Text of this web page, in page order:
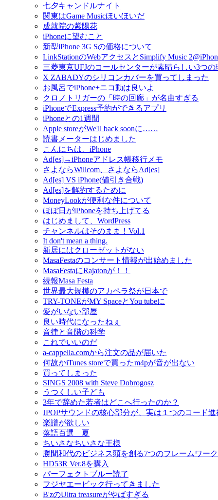
七夕キャンドルナイト
関東はGame Musicほいほいだ
成就院の紫陽花
iPhoneに望むこと
新型iPhone 3G Sの価格について
LinkStationのWebアクセスとSimplify Music
三菱東京UFJのコールセンターが素晴らしい3つの
X ZABADYのシリコンカバーを買ってしまった
お風呂でiPhone+ニコ動は良いよ
クロノトリガーの「時の回廊」が名曲すぎる
iPhoneでExpress予約ができるアプリ
iPhoneとの1週間
Apple storeがWe'll back soonに……
読書メーターはじめました
こんにちは、iPhone
Ad[es]→iPhoneアドレス帳移行メモ
さよならWillcom、さよならAd[es]
Ad[es] VS iPhone(値引き合戦)
Ad[es]を解約するために
MoneyLookが便利な件について
ほぼ日がiPhoneを持ち上げてる
はじめまして、WordPress
チャンネルはそのまま！Vol.1
It don't mean a thing.
新居にはクローゼットがない
MasaFestaのコンサート情報が出始めました
MasaFestaにRajatonが！！
続報Masa Festa
世界最大規模のアカペラ祭が日本で
TRY-TONEがMY SpaceとYou tubeに
愛がいない部屋
良い時代になったねぇ
音律と音階の科学
これでいいのだ
a-cappella.comから注文の品が届いた
何故かiTunes storeで買ったm4pが音が出ない
買ってしまった
SINGS 2008 with Steve Dobrogosz
うつくしい子ども
3年で辞めた若者はどこへ行ったのか？
JPOPサウンドの核心部分が、実は１つのコード
楽譜が欲しい
落語百選 夏
ちいさなちいさな王様
勝間和代のビジネス頭を創る7つのフレームワー
HD53R Ver.8を購入
パーフェクトブルー読了
フジヤエービック行ってきました
B'zのUltra treasureがやばすぎる